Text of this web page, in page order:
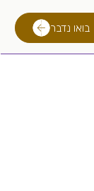
בואו נדבר